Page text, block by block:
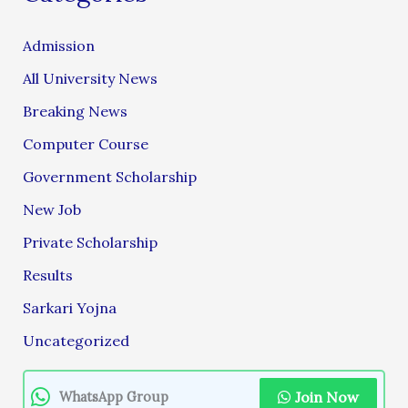
Admission
All University News
Breaking News
Computer Course
Government Scholarship
New Job
Private Scholarship
Results
Sarkari Yojna
Uncategorized
WhatsApp Group Join Now